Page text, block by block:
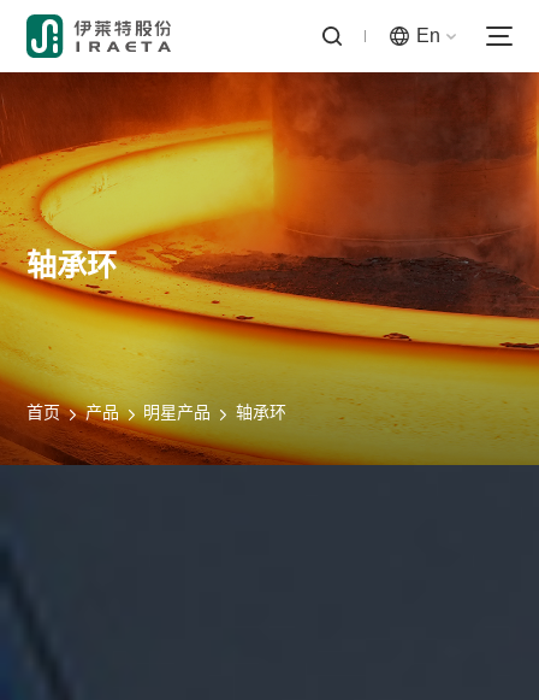
En
轴承环
首页 产品 明星产品 轴承环